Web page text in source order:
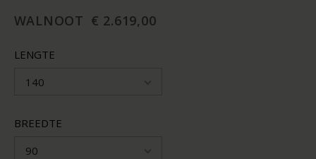
WALNOOT € 2.619,00
LENGTE
140
BREEDTE
90